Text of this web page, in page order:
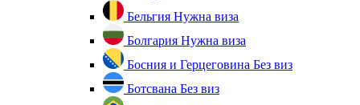
Бельгия Нужна виза
Болгария Нужна виза
Босния и Герцеговина Без виз
Ботсвана Без виз